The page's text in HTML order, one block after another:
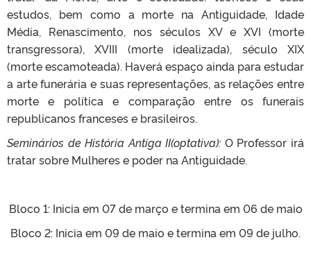
estudos, bem como a morte na Antiguidade, Idade
Média, Renascimento, nos séculos XV e XVI (morte
transgressora), XVIII (morte idealizada), século XIX
(morte escamoteada). Haverá espaço ainda para estudar
a arte funerária e suas representações, as relações entre
morte e política e comparação entre os funerais
republicanos franceses e brasileiros.
Seminários de História Antiga II(optativa): O Professor irá
tratar sobre Mulheres e poder na Antiguidade.
Bloco 1: Inicia em 07 de março e termina em 06 de maio
Bloco 2: Inicia em 09 de maio e termina em 09 de julho.